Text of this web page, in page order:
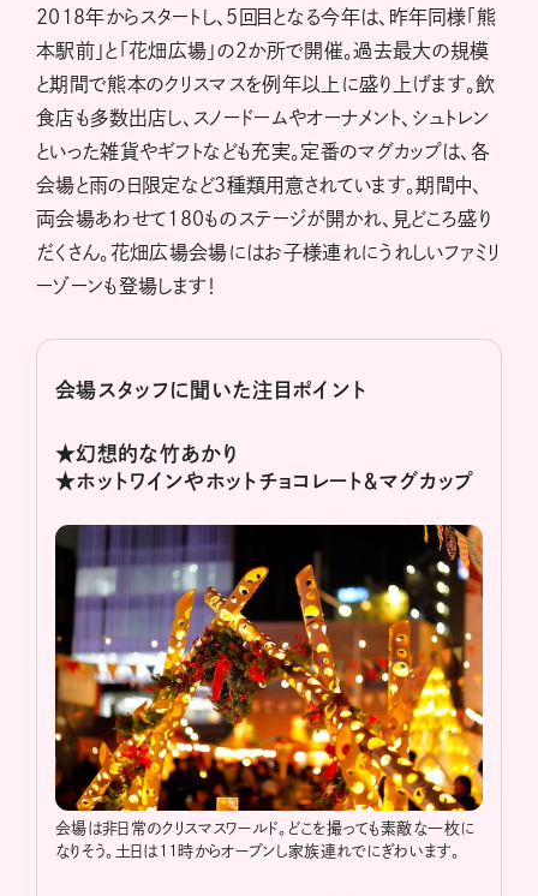
2018年からスタートし、5回目となる今年は、昨年同様「熊
本駅前」と「花畑広場」の2か所で開催。過去最大の規模
と期間で熊本のクリスマスを例年以上に盛り上げます。飲
食店も多数出店し、スノードームやオーナメント、シュトレン
といった雑貨やギフトなども充実。定番のマグカップは、各
会場と雨の日限定など３種類用意されています。期間中、
両会場あわせて180ものステージが開かれ、見どころ盛り
だくさん。花畑広場会場にはお子様連れにうれしいファミリ
ーゾーンも登場します！
会場スタッフに聞いた注目ポイント
★幻想的な竹あかり
★ホットワインやホットチョコレート＆マグカップ
会場は非日常のクリスマスワールド。どこを撮っても素敵な一枚に
なりそう。土日は11時からオープンし家族連れでにぎわいます。